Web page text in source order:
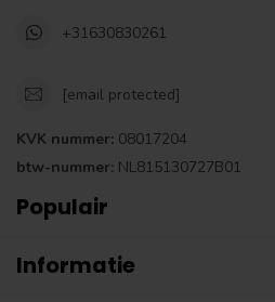
+31630830261
[email protected]
KVK nummer: 08017204
btw-nummer: NL815130727B01
Populair
Informatie